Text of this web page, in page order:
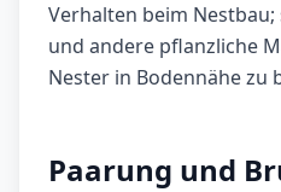
Verhalten beim
und andere pflanzliche
Nester in Bodennähe zu
Paarung und